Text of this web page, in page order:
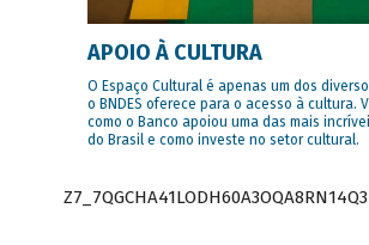
APOIO À CULTURA
O Espaço Cultural é apenas um dos
o BNDES oferece para o acesso à cultura.
como o Banco apoiou uma das mais
do Brasil e como investe no setor cultural.
Z7_7QGCHA41LODH60A3OQA8RN14Q3